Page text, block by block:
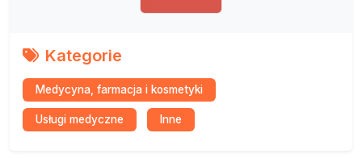
Kategorie
Medycyna, farmacja i kosmetyki
Usługi medyczne Inne